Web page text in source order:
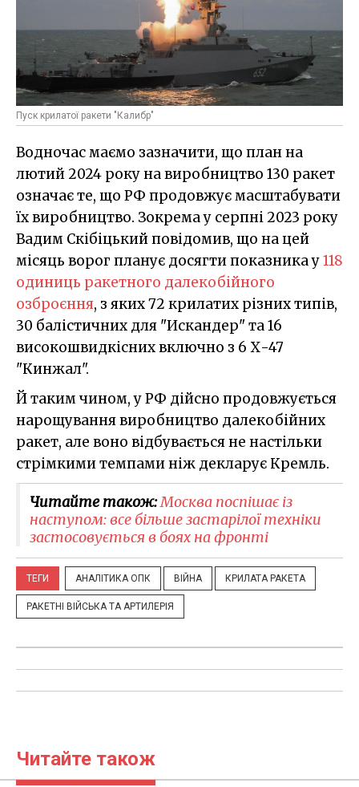
Пуск крилатої ракети "Калибр"
Водночас маємо зазначити, що план на
лютий 2024 року на виробництво 130 ракет
означає те, що РФ продовжує масштабувати
їх виробництво. Зокрема у серпні 2023 року
Вадим Скібіцький повідомив, що на цей
місяць ворог планує досягти показника у118
одиниць ракетного далекобійного
озброєння, з яких 72 крилатих різних типів,
30 балістичних для "Искандер" та 16
високошвидкісних включно з 6 Х-47
"Кинжал".
Й таким чином, у РФ дійсно продовжується
нарощування виробництво далекобійних
ракет, але воно відбувається не настільки
стрімкими темпами ніж декларує Кремль.
Читайте також:Москва поспішає із
наступом: все більше застарілої техніки
застосовується в боях на фронті
ТЕГИ АНАЛІТИКА ОПК ВІЙНА КРИЛАТА РАКЕТА
РАКЕТНІ ВІЙСЬКА ТА АРТИЛЕРІЯ
Читайте також